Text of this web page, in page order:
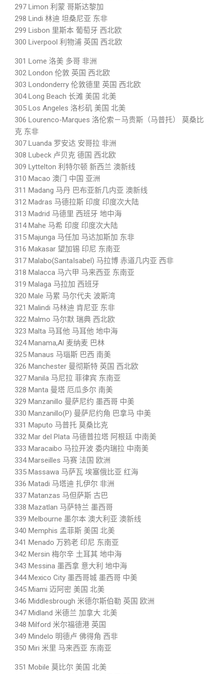
297 Limon 利蒙 哥斯达黎加
298 Lindi 林迪 坦桑尼亚 东非
299 Lisbon 里斯本 葡萄牙 西北欧
300 Liverpool 利物浦 英国 西北欧
301 Lome 洛美 多哥 非洲
302 London 伦敦 英国 西北欧
303 Londonderry 伦敦德里 英国 西北欧
304 Long Beach 长滩 美国 北美
305 Los Angeles 洛杉矶 美国 北美
306 Lourenco-Marques 洛伦索－马贵斯（马普托） 莫桑比
克 东非
307 Luanda 罗安达 安哥拉 非洲
308 Lubeck 卢贝克 德国 西北欧
309 Lyttelton 利特尔顿 新西兰 澳新线
310 Macao 澳门 中国 亚洲
311 Madang 马丹 巴布亚新几内亚 澳新线
312 Madras 马德拉斯 印度 印度次大陆
313 Madrid 马德里 西班牙 地中海
314 Mahe 马希 印度 印度次大陆
315 Majunga 马任加 马达加斯加 东非
316 Makasar 望加锡 印尼 东南亚
317 Malabo(SantaIsabel) 马拉博 赤道几内亚 西非
318 Malacca 马六甲 马来西亚 东南亚
319 Malaga 马拉加 西班牙
320 Male 马累 马尔代夫 波斯湾
321 Malindi 马林迪 肯尼亚 东非
322 Malmo 马尔默 瑞典 西北欧
323 Malta 马耳他 马耳他 地中海
324 Manama,Al 麦纳麦 巴林
325 Manaus 马瑙斯 巴西 南美
326 Manchester 曼彻斯特 英国 西北欧
327 Manila 马尼拉 菲律宾 东南亚
328 Manta 曼塔 厄瓜多尔 南美
329 Manzanillo 曼萨尼约 墨西哥 中美
330 Manzanillo(P) 曼萨尼约角 巴拿马 中美
331 Maputo 马普托 莫桑比克
332 Mar del Plata 马德普拉塔 阿根廷 中南美
333 Maracaibo 马拉开波 委内瑞拉 中南美
334 Marseilles 马赛 法国 欧洲
335 Massawa 马萨瓦 埃塞俄比亚 红海
336 Matadi 马塔迪 扎伊尔 非洲
337 Matanzas 马但萨斯 古巴
338 Mazatlan 马萨特兰 墨西哥
339 Melbourne 墨尔本 澳大利亚 澳新线
340 Memphis 孟菲斯 美国 北美
341 Menado 万鸦老 印尼 东南亚
342 Mersin 梅尔辛 土耳其 地中海
343 Messina 墨西拿 意大利 地中海
344 Mexico City 墨西哥城 墨西哥 中美
345 Miami 迈阿密 美国 北美
346 Middlesbrough 米德尔斯伯勒 英国 欧洲
347 Midland 米德兰 加拿大 北美
348 Milford 米尔福德港 英国
349 Mindelo 明德卢 佛得角 西非
350 Miri 米里 马来西亚 东南亚
351 Mobile 莫比尔 美国 北美